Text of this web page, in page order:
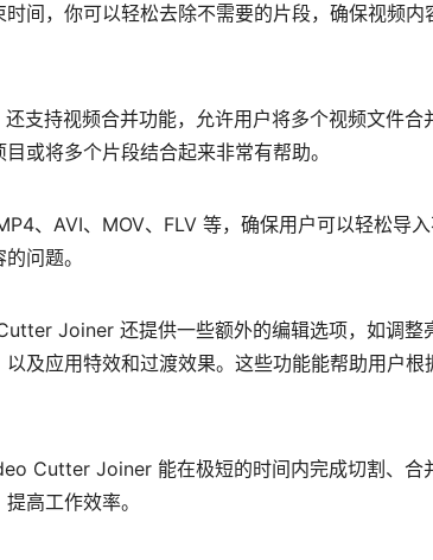
间，你可以轻松去除不需要的片段，确保视频内
支持视频合并功能，允许用户将多个视频文件合
或将多个片段结合起来非常有帮助。
、AVI、MOV、FLV 等，确保用户可以轻松导
问题。
Joiner 还提供一些额外的编辑选项，如调整
及应用特效和过渡效果。这些功能能帮助用户根
Cutter Joiner 能在极短的时间内完成切割、合
高工作效率。